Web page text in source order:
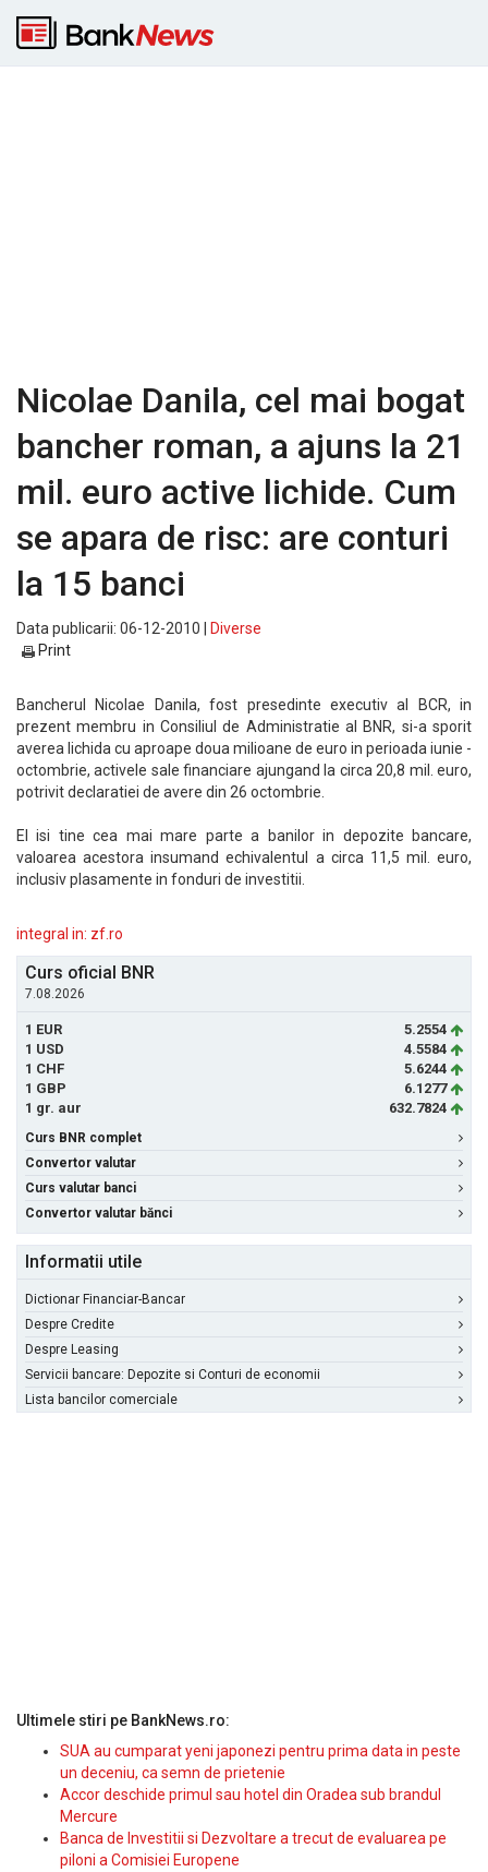
Nicolae Danila, cel mai bogat
bancher roman, a ajuns la 21
mil. euro active lichide. Cum
se apara de risc: are conturi
la 15 banci
Data publicarii: 06-12-2010 |
Diverse
Print
Bancherul Nicolae Danila, fost presedinte executiv al BCR, in
prezent membru in Consiliul de Administratie al BNR, si-a sporit
averea lichida cu aproape doua milioane de euro in perioada iunie -
octombrie, activele sale financiare ajungand la circa 20,8 mil. euro,
potrivit declaratiei de avere din 26 octombrie.
El isi tine cea mai mare parte a banilor in depozite bancare,
valoarea acestora insumand echivalentul a circa 11,5 mil. euro,
inclusiv plasamente in fonduri de investitii.
integral in: zf.ro
Curs oficial BNR
7.08.2026
1 EUR
5.2554
1 USD
4.5584
1 CHF
5.6244
1 GBP
6.1277
1 gr. aur
632.7824
Curs BNR complet
Convertor valutar
Curs valutar banci
Convertor valutar bănci
Informatii utile
Dictionar Financiar-Bancar
Despre Credite
Despre Leasing
Servicii bancare: Depozite si Conturi de economii
Lista bancilor comerciale
Ultimele stiri pe BankNews.ro:
SUA au cumparat yeni japonezi pentru prima data in peste
un deceniu, ca semn de prietenie
Accor deschide primul sau hotel din Oradea sub brandul
Mercure
Banca de Investitii si Dezvoltare a trecut de evaluarea pe
piloni a Comisiei Europene